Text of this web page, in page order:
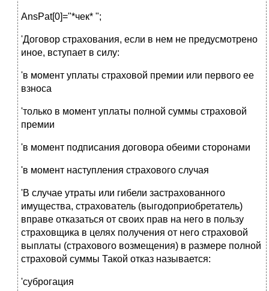
AnsPat[0]="*чек* ";
'Договор страхования, если в нем не предусмотрено
иное, вступает в силу:
'в момент уплаты страховой премии или первого ее
взноса
'только в момент уплаты полной суммы страховой
премии
'в момент подписания договора обеими сторонами
'в момент наступления страхового случая
'В случае утраты или гибели застрахованного
имущества, страхователь (выгодоприобретатель)
вправе отказаться от своих прав на него в пользу
страховщика в целях получения от него страховой
выплаты (страхового возмещения) в размере полной
страховой суммы Такой отказ называется:
'суброгация